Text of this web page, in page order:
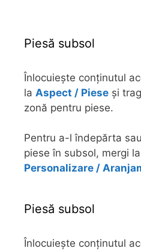
Piesă subsol
Înlocuiește conținutul
la Aspect / Piese și
zonă pentru piese.
Pentru a-l îndepărta
piese în subsol, mergi la
Personalizare /
Piesă subsol
Înlocuiește conținutul